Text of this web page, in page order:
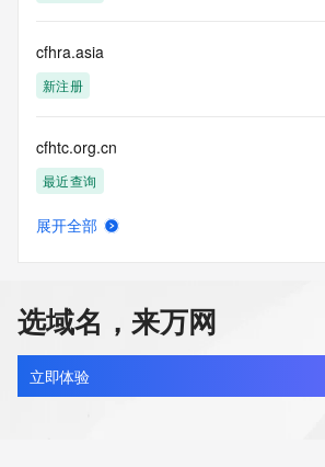
cfhra.asia
新注册
cfhtc.org.cn
最近查询
cfhvxc.com
新注册
展开全部
选域名，来万网
立即体验